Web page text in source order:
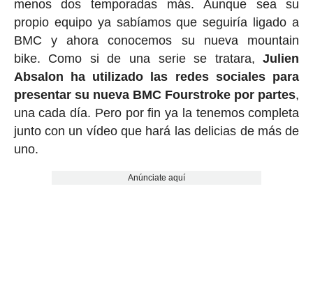
menos dos temporadas más. Aunque sea su
propio equipo ya sabíamos que seguiría ligado a
BMC y ahora conocemos su nueva mountain
bike. Como si de una serie se tratara,Julien
Absalon ha utilizado las redes sociales para
presentar su nueva BMC Fourstroke por partes,
una cada día. Pero por fin ya la tenemos completa
junto con un vídeo que hará las delicias de más de
uno.
Anúnciate aquí